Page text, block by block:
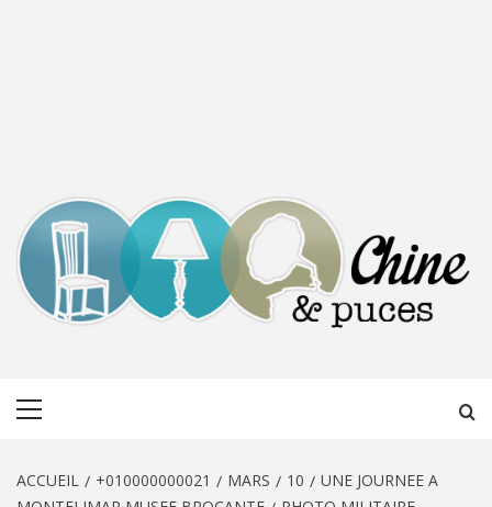
ACCUEIL +010000000021 MARS 10
UNE JOURNEE A